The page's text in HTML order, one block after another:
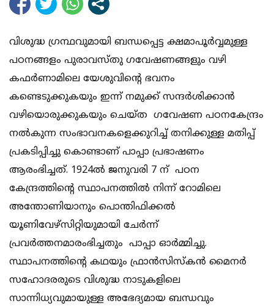
വിശുദ്ധ ഗ്രന്ഥവുമായി ബന്ധപ്പെട്ട ക്ഷമാപൂർവ്വമുള്ള
പഠനങ്ങളം പുരാവസ്തു ഗവേഷണങ്ങളും വഴി
കഫർണാമിലെ യേശുവിന്റെ ഭവനം
കണ്ടെടുക്കുകയും ഇന്ന് നമുക്ക് സന്ദർശിക്കാൻ
വഴിയൊരുക്കുകയും ചെയ്ത ഗവേഷണ പഠനകേന്ദ്രം
നൽകുന്ന സംഭാവനകളെക്കുറിച്ച് തനിക്കുള്ള മതിപ്പ്
പ്രകടിപ്പിച്ചു കൊണ്ടാണ് പാപ്പാ പ്രഭാഷണം
ആരംഭിച്ചത്. 1924ൽ ജനുവരി 7 ന് പഠന
കേന്ദ്രത്തിന്റെ സ്ഥാപനത്തിൽ നിന്ന് റോമിലെ
അന്തോണിയാനും പൊന്തിഫിക്കൽ
യൂണിവേഴ്സിറ്റിയുമായി ചേർന്ന്
പ്രവർത്തനമാരംഭിച്ചതും പാപ്പാ ഓർമ്മിച്ചു.
സ്ഥാപനത്തിന്റെ കഥയും ഫ്രാൻസിസ്കൻ മൈനർ
സഹോദരരുടെ വിശുദ്ധ നാടുകളിലെ
സാന്നിധ്യവുമായുള്ള അഭേദ്യമായ ബന്ധവും